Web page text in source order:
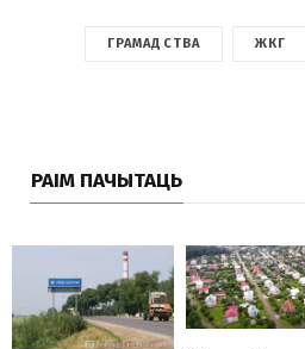
ГРАМАДСТВА ЖКГ
РАІМ ПАЧЫТАЦЬ